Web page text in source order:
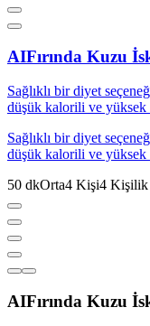
AIFırında Kuzu
Sağlıklı bir diyet
düşük kalorili ve
Sağlıklı bir diyet
düşük kalorili ve
50 dkOrta4 Kişi4 Kişilik
AIFırında Kuzu